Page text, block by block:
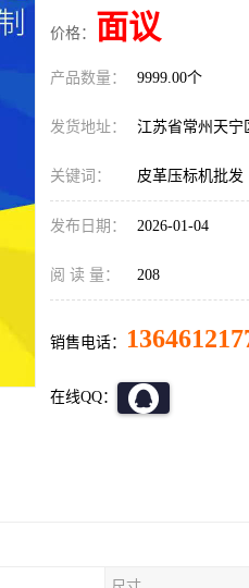
价格： 面议
产品数量： 9999.00个
发货地址： 江苏省常州天宁
关键词： 皮革压标机批发
发布日期： 2026-01-04
阅 读 量： 208
销售电话：
在线QQ：